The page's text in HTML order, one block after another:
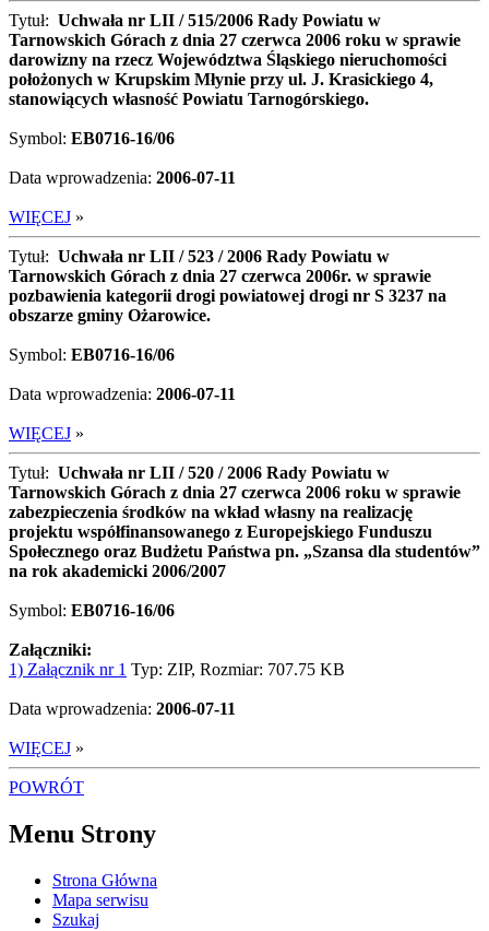
Tytuł: Uchwała nr LII / 515/2006 Rady Powiatu w
Tarnowskich Górach z dnia 27 czerwca 2006 roku w sprawie
darowizny na rzecz Województwa Śląskiego nieruchomości
położonych w Krupskim Młynie przy ul. J. Krasickiego 4,
stanowiących własność Powiatu Tarnogórskiego.
Symbol: EB0716-16/06
Data wprowadzenia: 2006-07-11
WIĘCEJ »
Tytuł: Uchwała nr LII / 523 / 2006 Rady Powiatu w
Tarnowskich Górach z dnia 27 czerwca 2006r. w sprawie
pozbawienia kategorii drogi powiatowej drogi nr S 3237 na
obszarze gminy Ożarowice.
Symbol: EB0716-16/06
Data wprowadzenia: 2006-07-11
WIĘCEJ »
Tytuł: Uchwała nr LII / 520 / 2006 Rady Powiatu w
Tarnowskich Górach z dnia 27 czerwca 2006 roku w sprawie
zabezpieczenia środków na wkład własny na realizację
projektu współfinansowanego z Europejskiego Funduszu
Społecznego oraz Budżetu Państwa pn. „Szansa dla studentów”
na rok akademicki 2006/2007
Symbol: EB0716-16/06
Załączniki:
1) Załącznik nr 1 Typ: ZIP, Rozmiar: 707.75 KB
Data wprowadzenia: 2006-07-11
WIĘCEJ »
POWRÓT
Menu Strony
Strona Główna
Mapa serwisu
Szukaj